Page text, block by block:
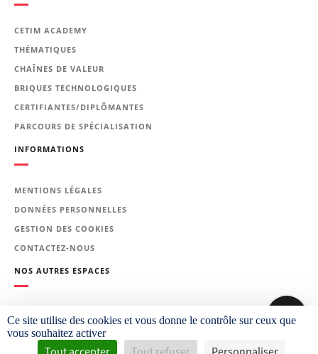
Ingénieurs et techniciens de bureaux
d'études ou des services méthodes et
qualité d'entreprises mécaniciennes.
ces entreprises en relation avec les
industries de la forge.
Prérequis
Connaissances de base en forge
Le programme de la
formation
QUALITÉ D’UNE PIÈCE FORGÉE
Evolution de la structure des
métaux au cours du forgeage
CETIM ACADEMY
THÉMATIQUES
CHAÎNES DE VALEUR
BRIQUES TECHNOLOGIQUES
CERTIFIANTES/DIPLÔMANTES
PARCOURS DE SPÉCIALISATION
INFORMATIONS
MENTIONS LÉGALES
DONNÉES PERSONNELLES
GESTION DES COOKIES
CONTACTEZ-NOUS
NOS AUTRES ESPACES
CETIM.FR
Ce site utilise des cookies et vous donne le contrôle sur ceux que
vous souhaitez activer
Tout accepter Tout refuser Personnaliser